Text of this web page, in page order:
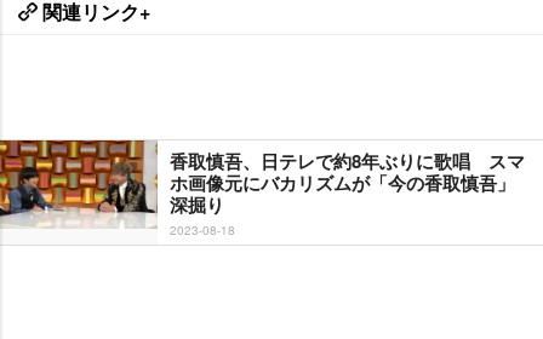
関連リンク+
香取慎吾、日テレで約8年ぶりに歌唱 スマ
ホ画像元にバカリズムが「今の香取慎吾」
深掘り
2023-08-18